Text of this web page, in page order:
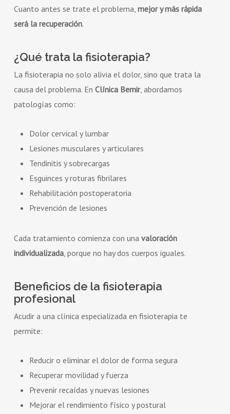
Cuanto antes se trate el problema, mejor y más rápida
será la recuperación.
¿Qué trata la fisioterapia?
La fisioterapia no solo alivia el dolor, sino que trata la
causa del problema. En Clínica Bemir, abordamos
patologías como:
Dolor cervical y lumbar
Lesiones musculares y articulares
Tendinitis y sobrecargas
Esguinces y roturas fibrilares
Rehabilitación postoperatoria
Prevención de lesiones
Cada tratamiento comienza con una valoración
individualizada, porque no hay dos cuerpos iguales.
Beneficios de la fisioterapia
profesional
Acudir a una clínica especializada en fisioterapia te
permite:
Reducir o eliminar el dolor de forma segura
Recuperar movilidad y fuerza
Prevenir recaídas y nuevas lesiones
Mejorar el rendimiento físico y postural